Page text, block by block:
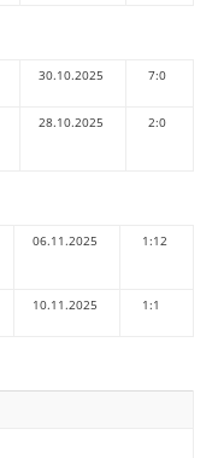
30.10.2025 7:0
28.10.2025 2:0
06.11.2025 1:12
10.11.2025 1:1